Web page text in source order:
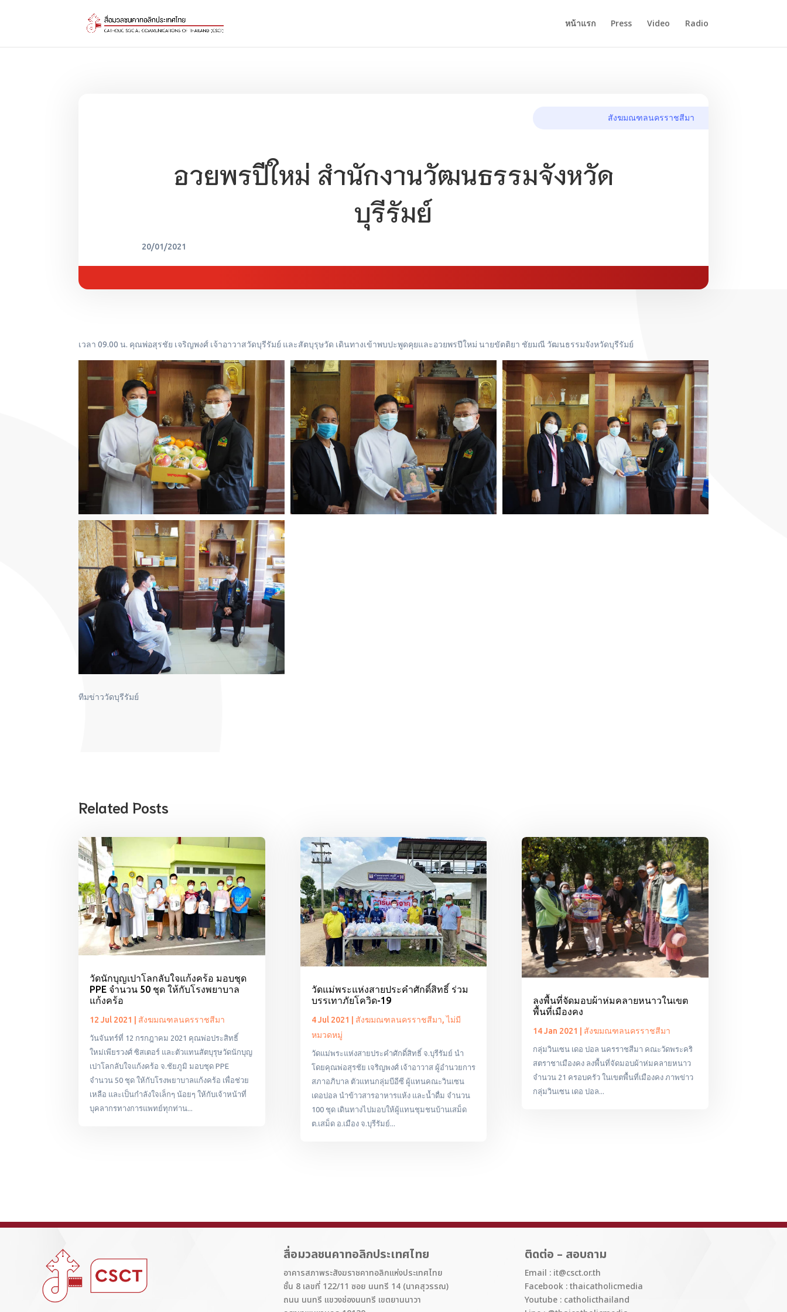
หน้าแรก Press Video Radio
สังฆมณฑลนครราชสีมา
อวยพรปีใหม่ สำนักงานวัฒนธรรมจังหวัด
บุรีรัมย์
20/01/2021
เวลา 09.00 น. คุณพ่อสุรชัย เจริญพงศ์ เจ้าอาวาสวัดบุรีรัมย์ และสัตบุรุษวัด เดินทางเข้าพบปะพูดคุยและอวยพรปีใหม่ นายขัตติยา ชัยมณี วัฒนธรรมจังหวัดบุรีรัมย์
ทีมข่าววัดบุรีรัมย์
Related Posts
วัดนักบุญเปาโลกลับใจแก้งคร้อ มอบชุด
PPE จำนวน 50 ชุด ให้กับโรงพยาบาล
แก้งคร้อ
12 Jul 2021 สังฆมณฑลนครราชสีมา
วันจันทร์ที่ 12 กรกฎาคม 2021 คุณพ่อประสิทธิ์
ใหม่เพียรวงศ์ ซิสเตอร์ และตัวแทนสัตบุรุษวัดนักบุญ
เปาโลกลับใจแก้งคร้อ จ.ชัยภูมิ มอบชุด PPE
จำนวน 50 ชุด ให้กับโรงพยาบาลแก้งคร้อ เพื่อช่วย
เหลือ และเป็นกำลังใจเล็กๆ น้อยๆ ให้กับเจ้าหน้าที่
บุคลากรทางการแพทย์ทุกท่าน...
วัดแม่พระแห่งสายประคำศักดิ์สิทธิ์ ร่วม
บรรเทาภัยโควิด-19
4 Jul 2021 สังฆมณฑลนครราชสีมา,ไม่มี
หมวดหมู่
วัดแม่พระแห่งสายประคำศักดิ์สิทธิ์ จ.บุรีรัมย์ นำ
โดยคุณพ่อสุรชัย เจริญพงศ์ เจ้าอาวาส ผู้อำนวยการ
สภาอภิบาล ตัวแทนกลุ่มบีอีซี ผู้แทนคณะวินเซน
เดอปอล นำข้าวสารอาหารแห้ง และน้ำดื่ม จำนวน
100 ชุด เดินทางไปมอบให้ผู้แทนชุมชนบ้านเสม็ด
ต.เสม็ด อ.เมือง จ.บุรีรัมย์...
ลงพื้นที่จัดมอบผ้าห่มคลายหนาวในเขต
พื้นที่เมืองคง
14 Jan 2021 สังฆมณฑลนครราชสีมา
กลุ่มวินเซน เดอ ปอล นครราชสีมา คณะวัดพระคริ
สตราชาเมืองคง ลงพื้นที่จัดมอบผ้าห่มคลายหนาว
จำนวน 21 ครอบครัว ในเขตพื้นที่เมืองคง ภาพข่าว
กลุ่มวินเซน เดอ ปอล...
สื่อมวลชนคาทอลิกประเทศไทย
อาคารสภาพระสังฆราชคาทอลิกแห่งประเทศไทย
ชั้น 8 เลขที่ 122/11 ซอย นนทรี 14 (นาคสุวรรณ)
ถนน นนทรี แขวงช่องนนทรี เขตยานนาวา
ติดต่อ – สอบถาม
Email : it@csct.or.th
Facebook : thaicatholicmedia
Youtube : catholicthailand